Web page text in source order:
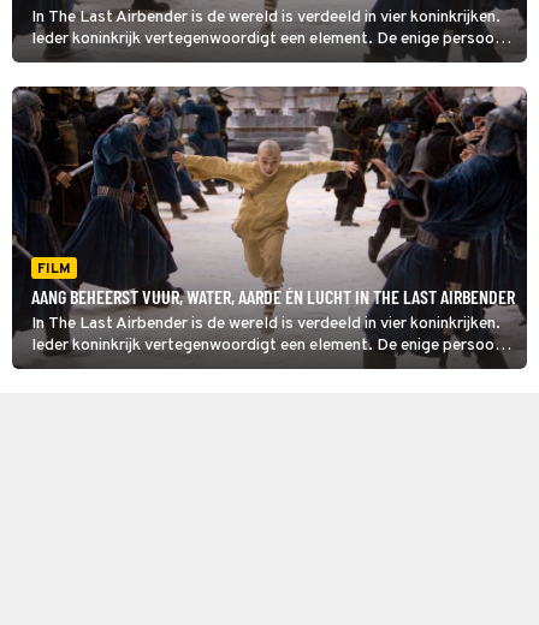
In The Last Airbender is de wereld is verdeeld in vier koninkrijken.
Ieder koninkrijk vertegenwoordigt een element. De enige persoon
die al deze elementen (aarde, lucht, vuur en water) kan beheersen,
is de jonge Aang.
FILM
AANG BEHEERST VUUR, WATER, AARDE ÉN LUCHT IN THE LAST AIRBENDER
In The Last Airbender is de wereld is verdeeld in vier koninkrijken.
Ieder koninkrijk vertegenwoordigt een element. De enige persoon
die al deze elementen (aarde, lucht, vuur en water) kan beheersen,